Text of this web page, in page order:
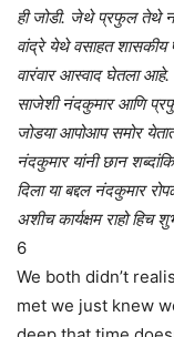
ही जोडी. जेथे प्रफुल तेथे
वांद्रे येथे वसाहत शासकीय
वारंवार आस्वाद घेतला आहे.
साजेशी नंदकुमार आणि
जोडया आपोआप समोर
नंदकुमार यांनी छान
दिला या बद्दल नंदकुमार
अशीच कार्यक्षम राहो हिच
6
We both didn’t
met we just knew